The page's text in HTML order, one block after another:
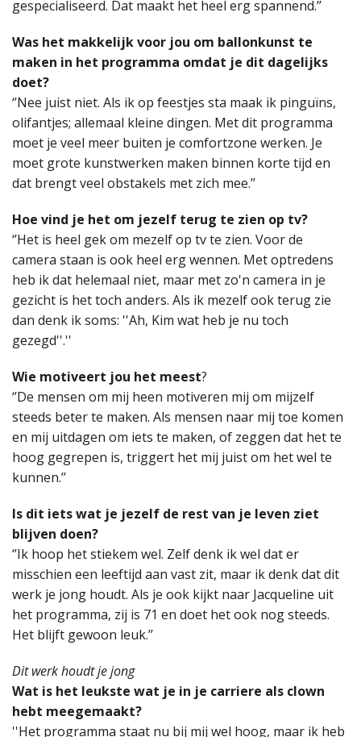
gespecialiseerd. Dat maakt het heel erg spannend.’’
Was het makkelijk voor jou om ballonkunst te
maken in het programma omdat je dit dagelijks
doet?
‘’Nee juist niet. Als ik op feestjes sta maak ik pinguïns,
olifantjes; allemaal kleine dingen. Met dit programma
moet je veel meer buiten je comfortzone werken. Je
moet grote kunstwerken maken binnen korte tijd en
dat brengt veel obstakels met zich mee.’’
Hoe vind je het om jezelf terug te zien op tv?
‘’Het is heel gek om mezelf op tv te zien. Voor de
camera staan is ook heel erg wennen. Met optredens
heb ik dat helemaal niet, maar met zo'n camera in je
gezicht is het toch anders. Als ik mezelf ook terug zie
dan denk ik soms: ''Ah, Kim wat heb je nu toch
gezegd''.''
Wie motiveert jou het meest?
‘’De mensen om mij heen motiveren mij om mijzelf
steeds beter te maken. Als mensen naar mij toe komen
en mij uitdagen om iets te maken, of zeggen dat het te
hoog gegrepen is, triggert het mij juist om het wel te
kunnen.’’
Is dit iets wat je jezelf de rest van je leven ziet
blijven doen?
‘’Ik hoop het stiekem wel. Zelf denk ik wel dat er
misschien een leeftijd aan vast zit, maar ik denk dat dit
werk je jong houdt. Als je ook kijkt naar Jacqueline uit
het programma, zij is 71 en doet het ook nog steeds.
Het blijft gewoon leuk.’’
Dit werk houdt je jong
Wat is het leukste wat je in je carriere als clown
hebt meegemaakt?
''Het programma staat nu bij mij wel hoog, maar ik heb